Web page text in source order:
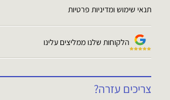
תנאי שימוש ומדיניות פרטיות
הלקוחות שלנו ממליצים עלינו
צריכים עזרה?